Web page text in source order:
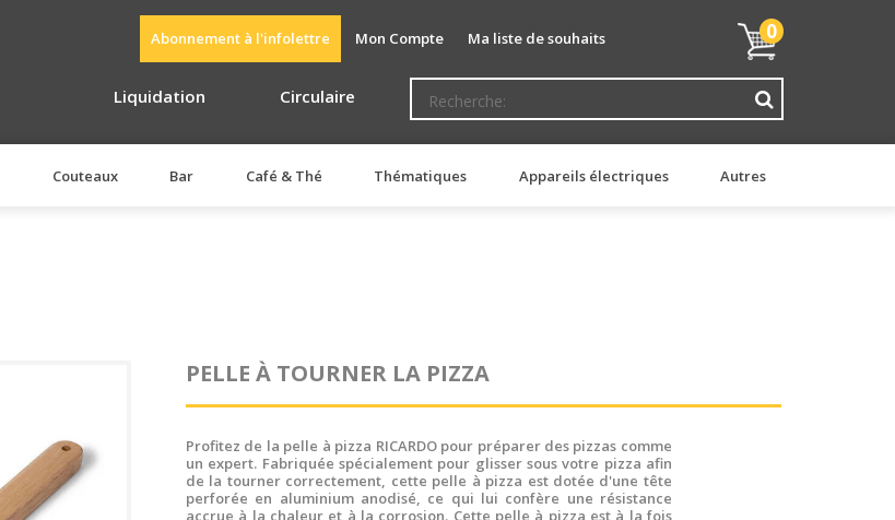
Mon
panier
0
Abonnement à l'infolettre Mon Compte Ma liste de souhaits
Liquidation Circulaire
Couteaux Bar Café & Thé Thématiques Appareils électriques Autres
PELLE À TOURNER LA PIZZA
Profitez de la pelle à pizza RICARDO pour préparer des pizzas comme
un expert. Fabriquée spécialement pour glisser sous votre pizza afin
de la tourner correctement, cette pelle à pizza est dotée d'une tête
perforée en aluminium anodisé, ce qui lui confère une résistance
accrue à la chaleur et à la corrosion. Cette pelle à pizza est à la fois